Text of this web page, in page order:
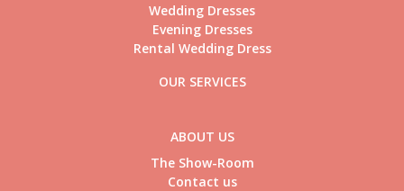
Wedding Dresses
Evening Dresses
Rental Wedding Dress
OUR SERVICES
ABOUT US
The Show-Room
Contact us